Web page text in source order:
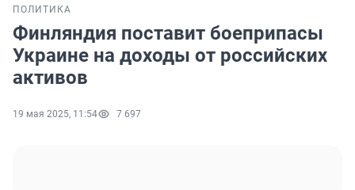
ПОЛИТИКА
Финляндия поставит боеприпасы
Украине на доходы от российских
активов
19 мая 2025, 11:54 7 697